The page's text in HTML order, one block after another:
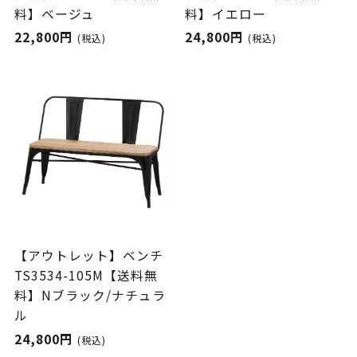
料】ベージュ
22,800円 (税込)
料】イエロー
24,800円(税込)
【アウトレット】ベンチ
TS3534-105M【送料無
料】Nブラック/ナチュラ
ル
24,800円 (税込)